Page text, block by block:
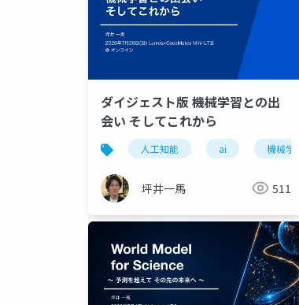
ダイジェスト版 機械学習との出
会い そしてこれから
人工知能 ai 機械学習
坪井一馬 511